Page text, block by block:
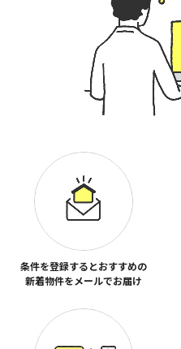
条件を登録するとおすすめの
新着物件をメールでお届け